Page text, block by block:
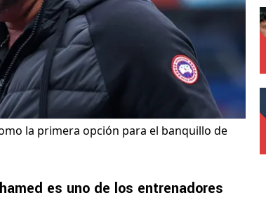
la primera opción para el banquillo de
es uno de los entrenadores